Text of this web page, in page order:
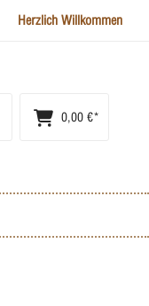
Herzlich Willkommen
0,00 €*